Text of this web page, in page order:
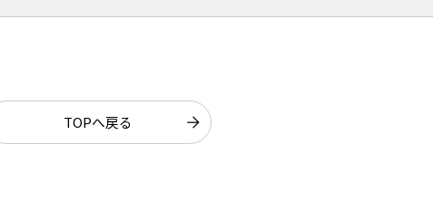
TOPへ戻る